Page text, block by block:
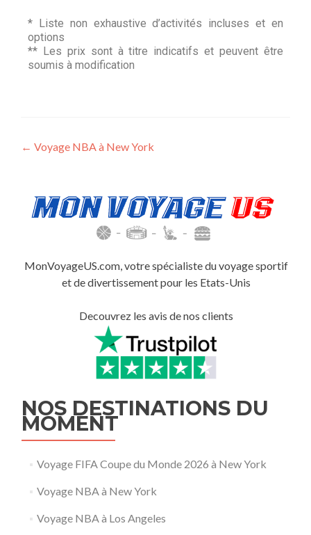
* Liste non exhaustive d’activités incluses et en
options
** Les prix sont à titre indicatifs et peuvent être
soumis à modification
← Voyage NBA à New York
MonVoyageUS.com, votre spécialiste du voyage sportif
et de divertissement pour les Etats-Unis
Decouvrez les avis de nos clients
NOS DESTINATIONS DU
MOMENT
Voyage FIFA Coupe du Monde 2026 à New York
Voyage NBA à New York
Voyage NBA à Los Angeles